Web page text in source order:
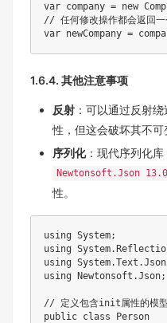
var company = new
// 任何修改操作都会返回一
1.6.4. 其他注意事项
反射 ：可以通过反射
性，但这会破坏其不可
序列化：现代序列化库
Newtonsoft.Json
性。
using System;
using
using
using Newtonsoft.Json;
// 定义包含init属性的模型
public class Person